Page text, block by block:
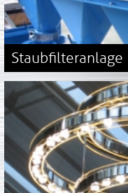
Staubfilteranlage